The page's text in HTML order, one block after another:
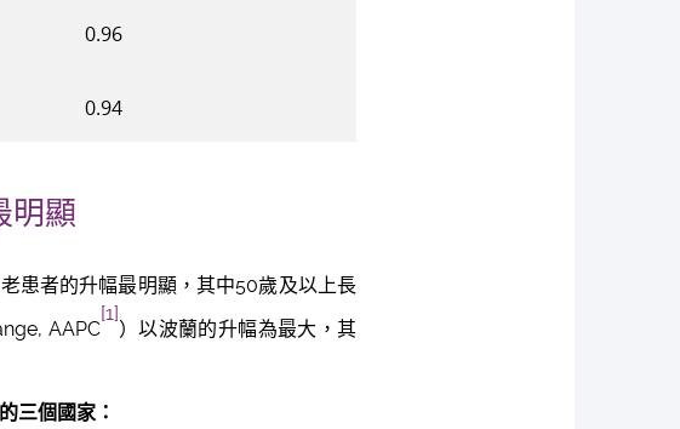
0.96
0.94
明顯
患者的升幅最明顯，其中50歲及以上長
AAPC
[1]
）以波蘭的升幅為最大，其
三個國家：